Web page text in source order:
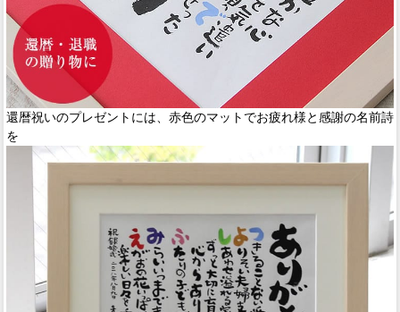
還暦祝いのプレゼントには、赤色のマットでお疲れ様と感謝の名前詩
を